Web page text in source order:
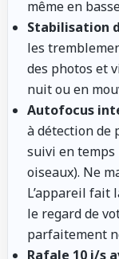
même en
Stabilisation
les
des photos et
nuit ou en
Autofocus
à détection de
suivi en temps
oiseaux). Ne
L’appareil fait
le regard de
parfaitement
Rafale 10 i/s